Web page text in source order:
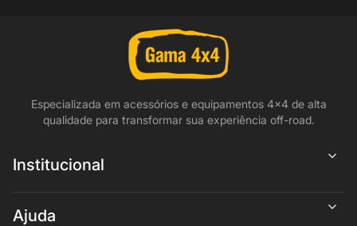
Especializada em acessórios e equipamentos 4x4 de alta
qualidade para transformar sua experiência off-road.
Institucional
Ajuda